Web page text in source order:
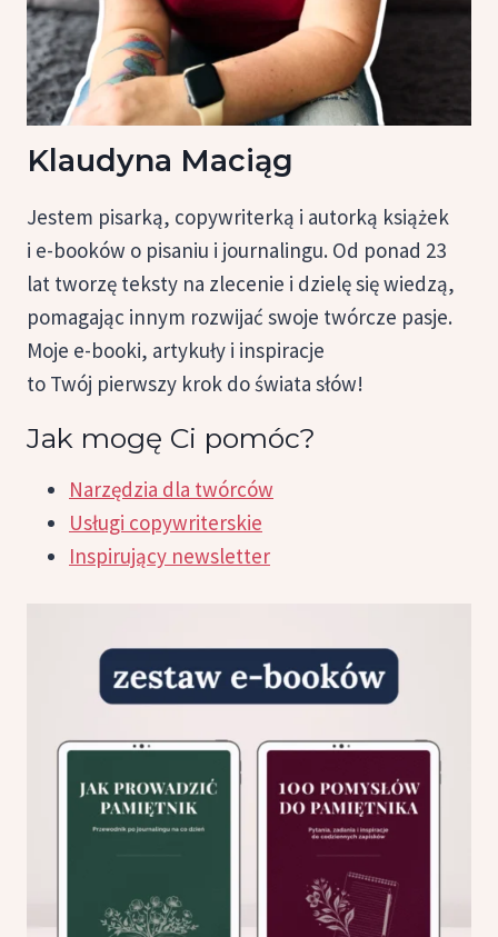
Klaudyna Maciąg
Jestem pisarką, copywriterką i autorką książek
i e-booków o pisaniu i journalingu. Od ponad 23
lat tworzę teksty na zlecenie i dzielę się wiedzą,
pomagając innym rozwijać swoje twórcze pasje.
Moje e-booki, artykuły i inspiracje
to Twój pierwszy krok do świata słów!
Jak mogę Ci pomóc?
Narzędzia dla twórców
Usługi copywriterskie
Inspirujący newsletter